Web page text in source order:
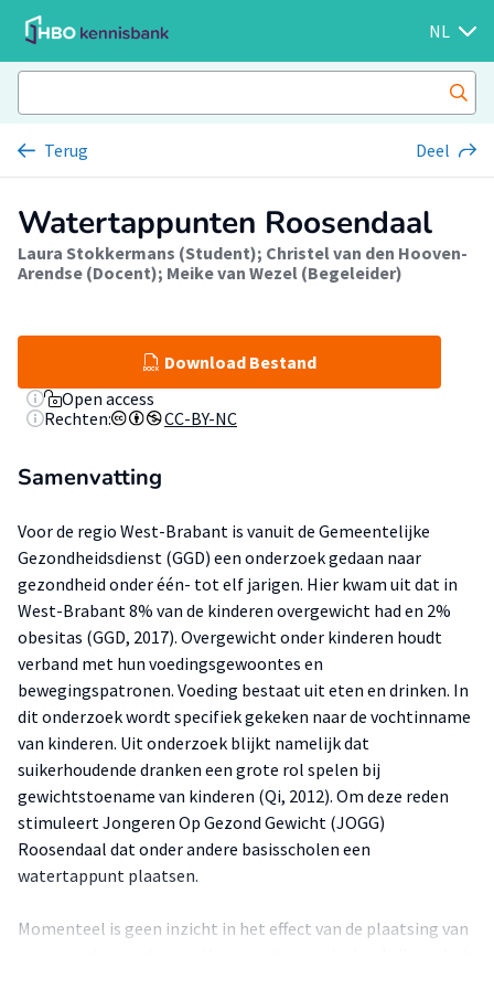
NL
Terug Deel
Watertappunten Roosendaal
Laura Stokkermans (Student); Christel van den Hooven-
Arendse (Docent); Meike van Wezel (Begeleider)
Download Bestand
Open access
Rechten:
CC-BY-NC
Samenvatting
Voor de regio West-Brabant is vanuit de Gemeentelijke
Gezondheidsdienst (GGD) een onderzoek gedaan naar
gezondheid onder één- tot elf jarigen. Hier kwam uit dat in
West-Brabant 8% van de kinderen overgewicht had en 2%
obesitas (GGD, 2017). Overgewicht onder kinderen houdt
verband met hun voedingsgewoontes en
bewegingspatronen. Voeding bestaat uit eten en drinken. In
dit onderzoek wordt specifiek gekeken naar de vochtinname
van kinderen. Uit onderzoek blijkt namelijk dat
suikerhoudende dranken een grote rol spelen bij
gewichtstoename van kinderen (Qi, 2012). Om deze reden
stimuleert Jongeren Op Gezond Gewicht (JOGG)
Roosendaal dat onder andere basisscholen een
watertappunt plaatsen.
Momenteel is geen inzicht in het effect van de plaatsing van